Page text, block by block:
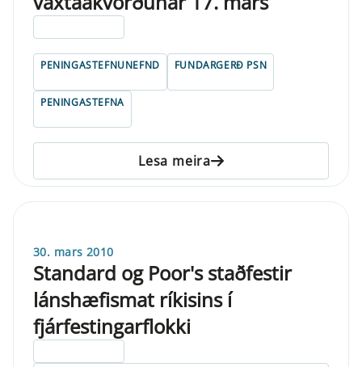
PENINGASTEFNUNEFND FUNDARGERÐ PSN
PENINGASTEFNA
Lesa meira
30. mars 2010
Standard og Poor's staðfestir
lánshæfismat ríkisins í
fjárfestingarflokki